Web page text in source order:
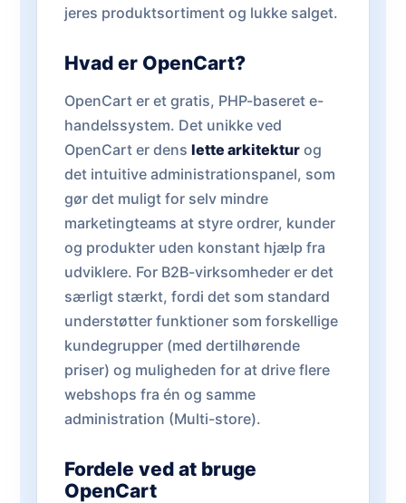
jeres produktsortiment og lukke salget.
Hvad er OpenCart?
OpenCart er et gratis, PHP-baseret e-
handelssystem. Det unikke ved
OpenCart er dens lette arkitektur og
det intuitive administrationspanel, som
gør det muligt for selv mindre
marketingteams at styre ordrer, kunder
og produkter uden konstant hjælp fra
udviklere. For B2B-virksomheder er det
særligt stærkt, fordi det som standard
understøtter funktioner som forskellige
kundegrupper (med dertilhørende
priser) og muligheden for at drive flere
webshops fra én og samme
administration (Multi-store).
Fordele ved at bruge
OpenCart